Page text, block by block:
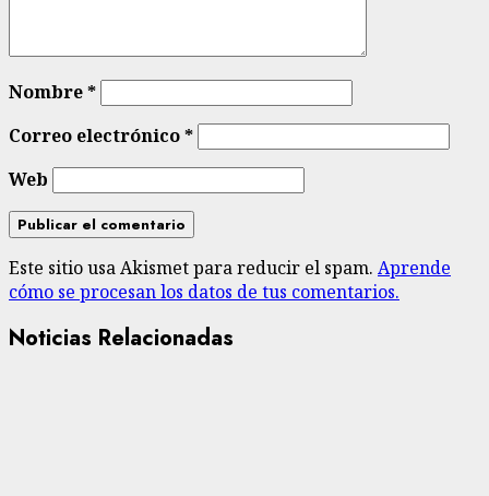
Nombre*
Correo electrónico*
Web
Este sitio usa Akismet para reducir el spam. Aprende
cómo se procesan los datos de tus comentarios.
Noticias Relacionadas